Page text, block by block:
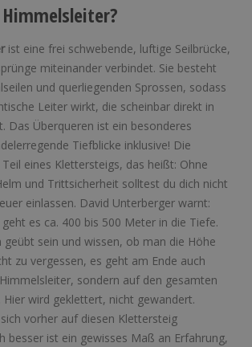
ist eine frei schwebende, luftige Seilbrücke,
miteinander verbindet. Sie besteht
und querliegenden Sprossen, sodass
Leiter wirkt, die scheinbar direkt in
Das Überqueren ist ein besonderes
Tiefblicke inklusive! Die
eines Klettersteigs, das heißt: Ohne
und Trittsicherheit solltest du dich nicht
einlassen. David Unterberger warnt:
es ca. 400 bis 500 Meter in die Tiefe.
geübt sein und wissen, ob man die Höhe
zu vergessen, es geht am Ende auch
sondern auf den gesamten
Hier wird geklettert, nicht gewandert.
vorher auf diesen Klettersteig
besser ist ein gewisses Maß an Erfahrung,